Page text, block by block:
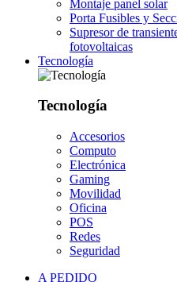
Montaje panel solar
Porta Fusibles y
Supresor de
fotovoltaicas
Tecnología
Tecnología
Accesorios
Computo
Electrónica
Gaming
Movilidad
Oficina
POS
Redes
Seguridad
A PEDIDO